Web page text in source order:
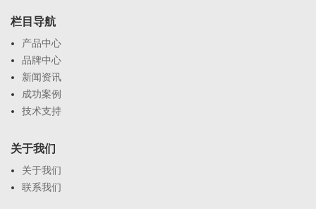
栏目导航
产品中心
品牌中心
新闻资讯
成功案例
技术支持
关于我们
关于我们
联系我们